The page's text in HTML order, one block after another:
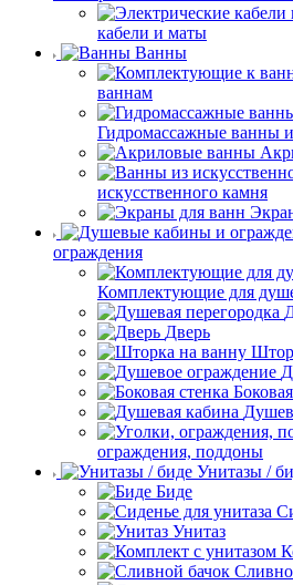
кабели и маты
Ванны
ваннам
Гидромассажные ванны
искусственного камня
ограждения
Комплектующие для
Дверь
ограждения, поддоны
Унитазы /
Биде
Унитаз